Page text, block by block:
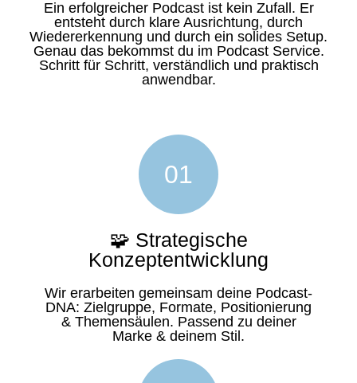
Ein erfolgreicher Podcast ist kein Zufall. Er
entsteht durch klare Ausrichtung, durch
Wiedererkennung und durch ein solides Setup.
Genau das bekommst du im Podcast Service.
Schritt für Schritt, verständlich und praktisch
anwendbar.
01
🧩 Strategische
Konzeptentwicklung
Wir erarbeiten gemeinsam deine Podcast-
DNA: Zielgruppe, Formate, Positionierung
& Themensäulen. Passend zu deiner
Marke & deinem Stil.